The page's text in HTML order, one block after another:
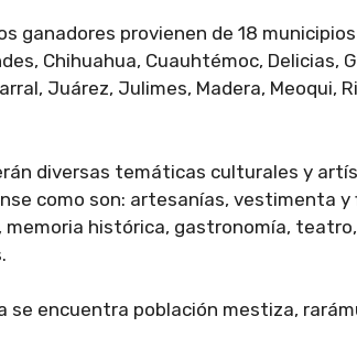
ganadores provienen de 18
Chihuahua, Cuauhtémoc, Delicias,
Juárez, Julimes, Madera, Meoqui,
diversas temáticas culturales y
como son: artesanías, vestimenta
histórica, gastronomía,
se encuentra población mestiza,